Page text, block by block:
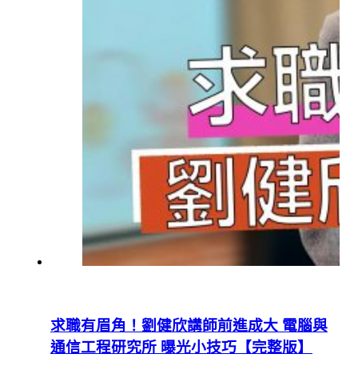
求職有眉角！劉健欣講師前進成大 電腦與
通信工程研究所 曝光小技巧【完整版】